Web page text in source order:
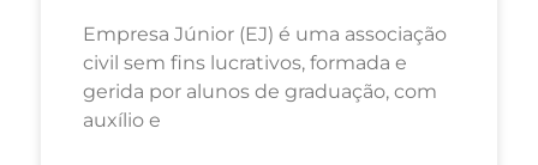
Empresa Júnior (EJ) é uma associação
civil sem fins lucrativos, formada e
gerida por alunos de graduação, com
auxílio e